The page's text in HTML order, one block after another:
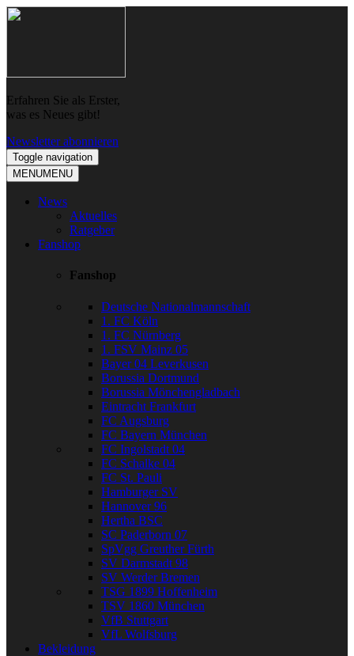
Skip
Skip
Erfahren Sie als Erster,
was es Neues gibt!
Newsletter abonnieren
Toggle navigation
MENUMENU
News
Aktuelles
Ratgeber
Fanshop
Fanshop
Deutsche Nationalmannschaft
1. FC Köln
1. FC Nürnberg
1. FSV Mainz 05
Bayer 04 Leverkusen
Borussia Dortmund
Borussia Mönchengladbach
Eintracht Frankfurt
FC Augsburg
FC Bayern München
FC Ingolstadt 04
FC Schalke 04
FC St. Pauli
Hamburger SV
Hannover 96
Hertha BSC
SC Paderborn 07
SpVgg Greuther Fürth
SV Darmstadt 98
SV Werder Bremen
TSG 1899 Hoffenheim
TSV 1860 München
VfB Stuttgart
VfL Wolfsburg
Bekleidung